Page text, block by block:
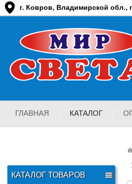
г. Ковров, Владимирской обл.,
ГЛАВНАЯ КАТАЛОГ
КАТАЛОГ ТОВАРОВ